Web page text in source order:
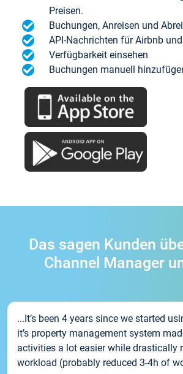
Preisen.
Buchungen, Anreisen und
API-Nachrichten für Airbnb
Verfügbarkeit einsehen
Buchungen manuell
Das sagen Kunden
Channel Manager
...It’s been 4 years since we started
it’s property management system
activities a lot easier while drastically
workload (probably reduced 3-4h of